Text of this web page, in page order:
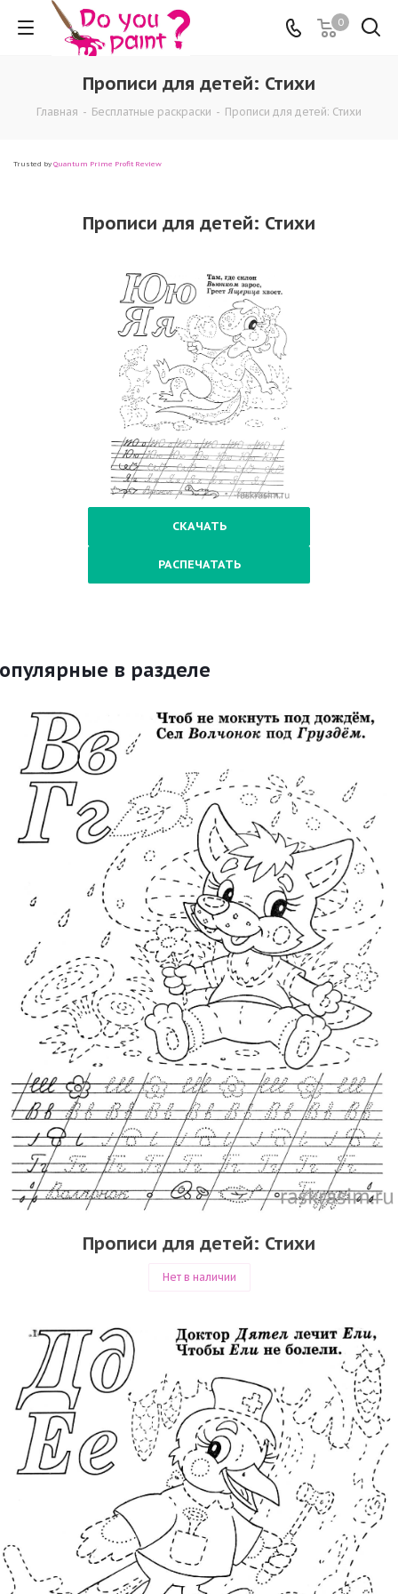
0
Прописи для детей: Стихи
Главная - Бесплатные раскраски - Прописи для детей: Стихи
Trusted by Quantum Prime Profit Review
Прописи для детей: Стихи
СКАЧАТЬ
РАСПЕЧАТАТЬ
в разделе
Прописи для детей: Стихи
Нет в наличии